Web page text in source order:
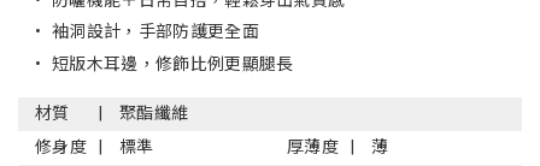
• 袖洞設計，手部防護更全面
• 短版木耳邊，修飾比例更顯腿長
材質
聚酯纖維
修身度
標準 厚薄度
薄